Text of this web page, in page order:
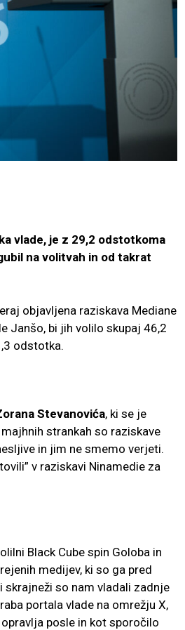
vlade, je z 29,2 odstotkoma
na volitvah in od takrat
objavljena raziskava Mediane
Janšo, bi jih volilo skupaj 46,2
odstotka.
Stevanovića, ki se je
majhnih strankah so raziskave
in jim ne smemo verjeti.
v raziskavi Ninamedie za
Black Cube spin Goloba in
medijev, ki so ga pred
so nam vladali zadnje
portala vlade na omrežju X,
posle in kot sporočilo